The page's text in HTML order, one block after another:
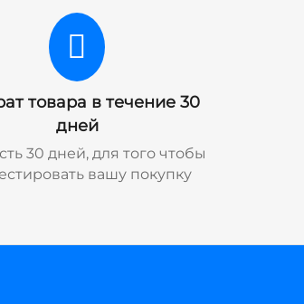
товара в течение 30
дней
30 дней, для того чтобы
вашу покупку